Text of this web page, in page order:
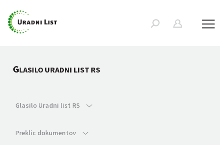
GLASILO URADNI LIST RS
Glasilo Uradni list RS
Preklic dokumentov